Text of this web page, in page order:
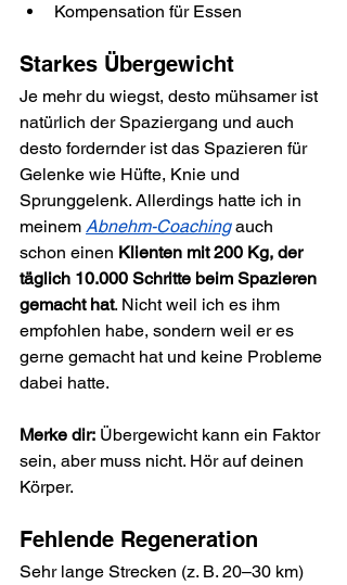
Kompensation für Essen
Starkes Übergewicht
Je mehr du wiegst, desto mühsamer ist
natürlich der Spaziergang und auch
desto fordernder ist das Spazieren für
Gelenke wie Hüfte, Knie und
Sprunggelenk. Allerdings hatte ich in
meinem Abnehm-Coaching auch
schon einen Klienten mit 200 Kg, der
täglich 10.000 Schritte beim Spazieren
gemacht hat. Nicht weil ich es ihm
empfohlen habe, sondern weil er es
gerne gemacht hat und keine Probleme
dabei hatte.
Merke dir: Übergewicht kann ein Faktor
sein, aber muss nicht. Hör auf deinen
Körper.
Fehlende Regeneration
Sehr lange Strecken (z. B. 20–30 km)